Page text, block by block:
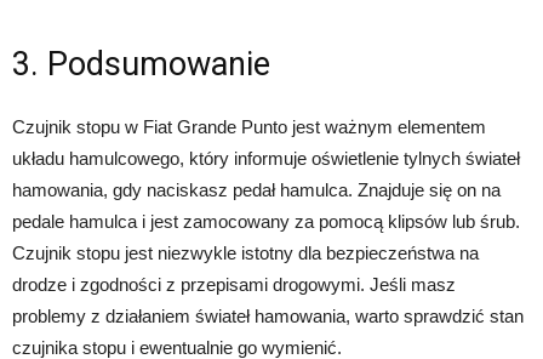
3. Podsumowanie
Czujnik stopu w Fiat Grande Punto jest ważnym elementem
układu hamulcowego, który informuje oświetlenie tylnych świateł
hamowania, gdy naciskasz pedał hamulca. Znajduje się on na
pedale hamulca i jest zamocowany za pomocą klipsów lub śrub.
Czujnik stopu jest niezwykle istotny dla bezpieczeństwa na
drodze i zgodności z przepisami drogowymi. Jeśli masz
problemy z działaniem świateł hamowania, warto sprawdzić stan
czujnika stopu i ewentualnie go wymienić.